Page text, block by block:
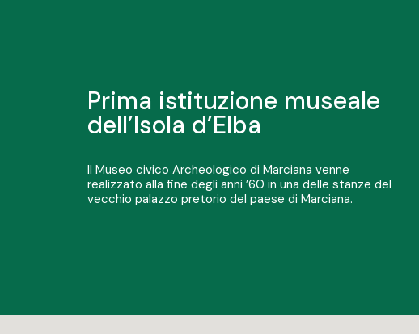
Prima istituzione museale
dell’Isola d’Elba
Il Museo civico Archeologico di Marciana venne
realizzato alla fine degli anni ’60 in una delle stanze del
vecchio palazzo pretorio del paese di Marciana.